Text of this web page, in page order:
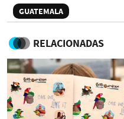
GUATEMALA
RELACIONADAS